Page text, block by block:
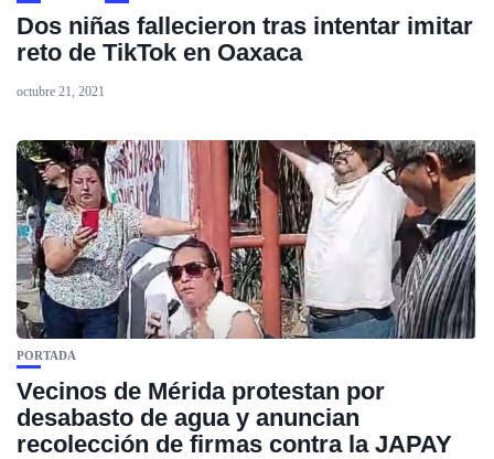
Dos niñas fallecieron tras intentar imitar
reto de TikTok en Oaxaca
octubre 21, 2021
PORTADA
Vecinos de Mérida protestan por
desabasto de agua y anuncian
recolección de firmas contra la JAPAY